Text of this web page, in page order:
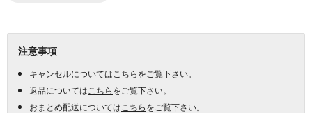
注意事項
キャンセルについては こちらをご覧下さい。
返品については こちらをご覧下さい。
おまとめ配送については こちらをご覧下さい。